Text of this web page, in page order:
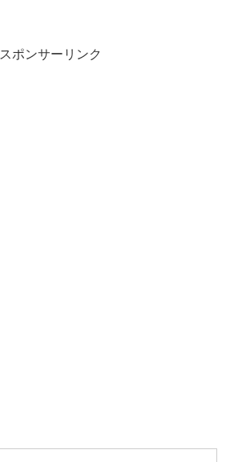
スポンサーリンク